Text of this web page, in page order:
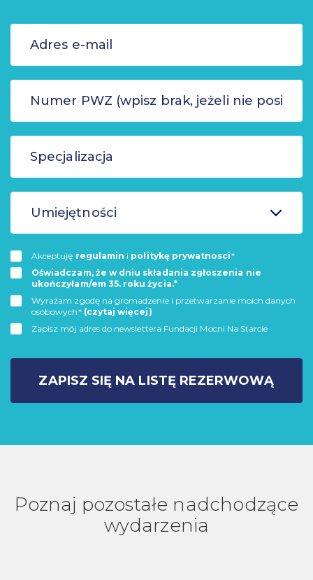
Umiejętności
Akceptuję regulamin i politykę prywatnosci*
Oświadczam, że w dniu składania zgłoszenia nie
ukończyłam/em 35. roku życia.*
Wyrażam zgodę na gromadzenie i przetwarzanie moich danych
osobowych* (czytaj więcej)
Zapisz mój adres do newslettera Fundacji Mocni Na Starcie
ZAPISZ SIĘ NA LISTĘ REZERWOWĄ
Poznaj pozostałe nadchodzące
wydarzenia